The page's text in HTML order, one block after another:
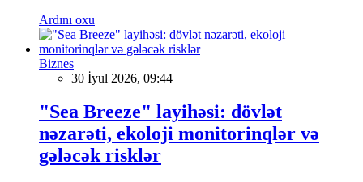
Ardını oxu
Biznes
30 İyul 2026, 09:44
"Sea Breeze" layihəsi: dövlət
nəzarəti, ekoloji monitorinqlər və
gələcək risklər